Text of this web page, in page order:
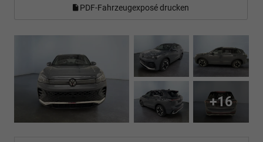
PDF-Fahrzeugexposé drucken
+16